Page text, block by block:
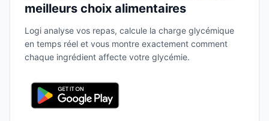
meilleurs choix alimentaires
Logi analyse vos repas, calcule la charge glycémique
en temps réel et vous montre exactement comment
chaque ingrédient affecte votre glycémie.